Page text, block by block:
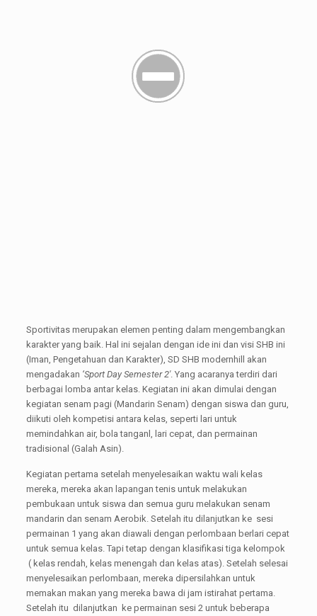
Sportivitas merupakan elemen penting dalam mengembangkan
karakter yang baik. Hal ini sejalan dengan ide ini dan visi SHB ini
(Iman, Pengetahuan dan Karakter), SD SHB modernhill akan
mengadakan ‘Sport Day Semester 2'. Yang acaranya terdiri dari
berbagai lomba antar kelas. Kegiatan ini akan dimulai dengan
kegiatan senam pagi (Mandarin Senam) dengan siswa dan guru,
diikuti oleh kompetisi antara kelas, seperti lari untuk
memindahkan air, bola tanganl, lari cepat, dan permainan
tradisional (Galah Asin).
Kegiatan pertama setelah menyelesaikan waktu wali kelas
mereka, mereka akan lapangan tenis untuk melakukan
pembukaan untuk siswa dan semua guru melakukan senam
mandarin dan senam Aerobik. Setelah itu dilanjutkan ke sesi
permainan 1 yang akan diawali dengan perlombaan berlari cepat
untuk semua kelas. Tapi tetap dengan klasifikasi tiga kelompok
( kelas rendah, kelas menengah dan kelas atas). Setelah selesai
menyelesaikan perlombaan, mereka dipersilahkan untuk
memakan makan yang mereka bawa di jam istirahat pertama.
Setelah itu dilanjutkan ke permainan sesi 2 untuk beberapa